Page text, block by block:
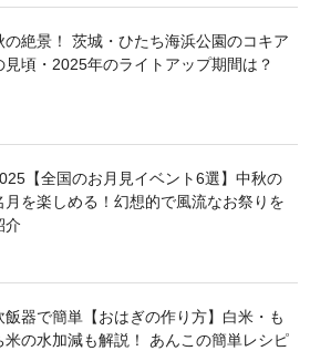
の絶景！ 茨城・ひたち海浜公園のコキア
見頃・2025年のライトアップ期間は？
【全国のお月見イベント6選】中秋の
月を楽しめる！幻想的で風流なお祭りを
介
飯器で簡単【おはぎの作り方】白米・も
米の水加減も解説！ あんこの簡単レシピ